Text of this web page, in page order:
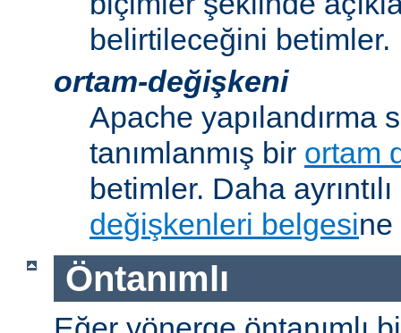
belirtileceğini betimler.
ortam-değişkeni
Apache yapılandırma
tanımlanmış bir ortam
betimler. Daha
değişkenleri belgesine
Öntanımlı